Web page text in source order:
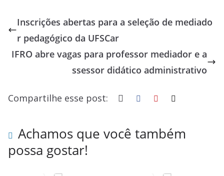
e
b
o
o
sk
y
s
A
p
p
e
dI
n
re
a
s
ar
e
Inscrições abertas para a seleção de mediado
r pedagógico da UFSCar
IFRO abre vagas para professor mediador e a
ssessor didático administrativo
Compartilhe esse post:
Achamos que você também
possa gostar!